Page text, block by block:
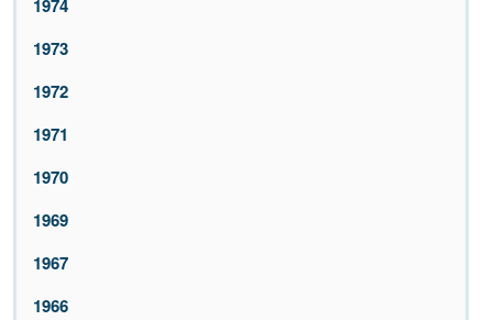
1974
1973
1972
1971
1970
1969
1967
1966